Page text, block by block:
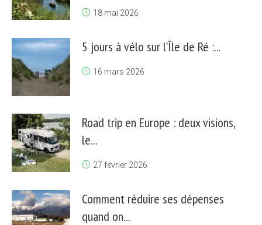
18 mai 2026
5 jours à vélo sur l’Île de Ré :...
16 mars 2026
Road trip en Europe : deux visions,
le...
27 février 2026
Comment réduire ses dépenses
quand on...